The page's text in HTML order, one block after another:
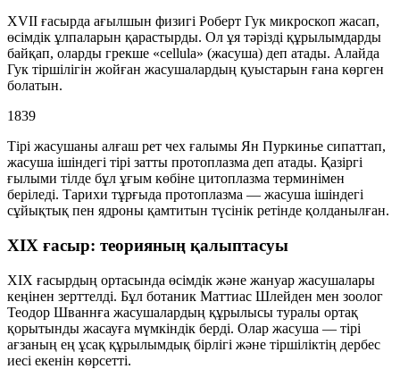
XVII ғасырда ағылшын физигі Роберт Гук микроскоп жасап,
өсімдік ұлпаларын қарастырды. Ол ұя тәрізді құрылымдарды
байқап, оларды грекше «cellula» (жасуша) деп атады. Алайда
Гук тіршілігін жойған жасушалардың қуыстарын ғана көрген
болатын.
1839
Тірі жасушаны алғаш рет чех ғалымы Ян Пуркинье сипаттап,
жасуша ішіндегі тірі затты протоплазма деп атады. Қазіргі
ғылыми тілде бұл ұғым көбіне цитоплазма терминімен
беріледі. Тарихи тұрғыда протоплазма — жасуша ішіндегі
сұйықтық пен ядроны қамтитын түсінік ретінде қолданылған.
XIX ғасыр: теорияның қалыптасуы
XIX ғасырдың ортасында өсімдік және жануар жасушалары
кеңінен зерттелді. Бұл ботаник Маттиас Шлейден мен зоолог
Теодор Шваннға жасушалардың құрылысы туралы ортақ
қорытынды жасауға мүмкіндік берді. Олар жасуша — тірі
ағзаның ең ұсақ құрылымдық бірлігі және тіршіліктің дербес
иесі екенін көрсетті.